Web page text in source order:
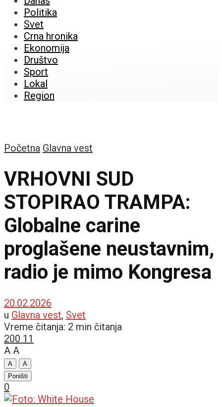
Politika
Svet
Crna hronika
Ekonomija
Društvo
Sport
Lokal
Region
Početna Glavna vest
VRHOVNI SUD
STOPIRAO TRAMPA:
Globalne carine
proglašene neustavnim,
radio je mimo Kongresa
20.02.2026
u Glavna vest, Svet
Vreme čitanja: 2 min čitanja
200 11
A A
A
A
Poništi
0